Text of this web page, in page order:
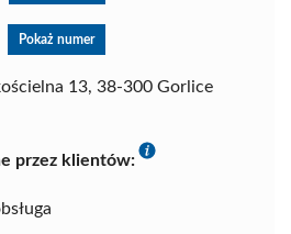
Pokaż numer
13, 38-300 Gorlice
przez klientów: